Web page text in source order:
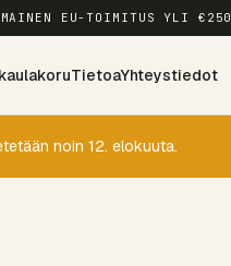
EU-TOIMITUS YLI €250
TietoaYhteystiedot
noin 12. elokuuta.